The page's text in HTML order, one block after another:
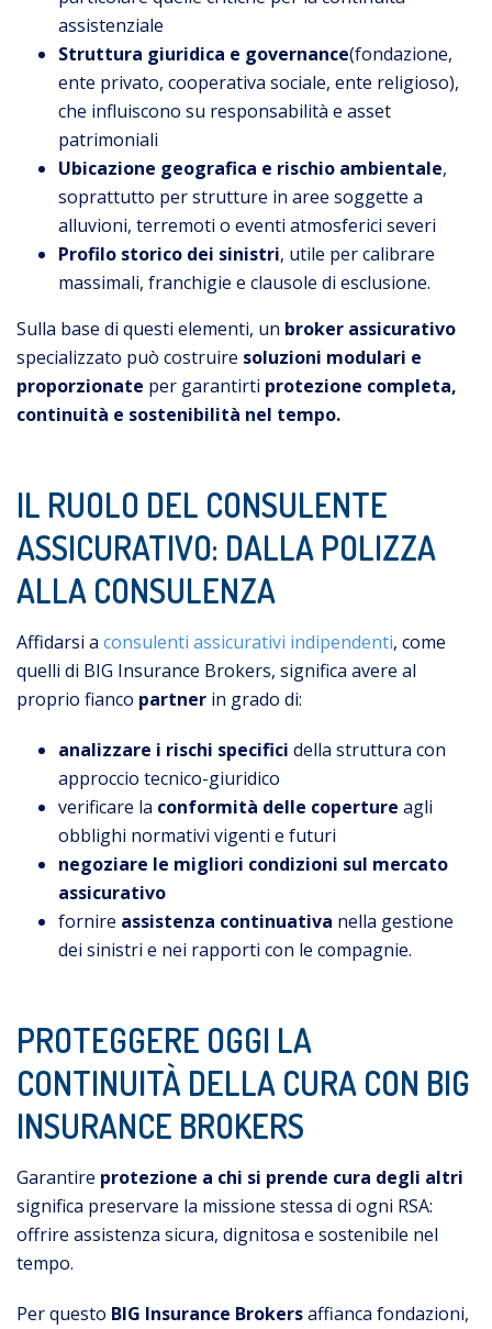
assistenziale
Struttura giuridica e governance(fondazione,
ente privato, cooperativa sociale, ente religioso),
che influiscono su responsabilità e asset
patrimoniali
Ubicazione geografica e rischio ambientale,
soprattutto per strutture in aree soggette a
alluvioni, terremoti o eventi atmosferici severi
Profilo storico dei sinistri, utile per calibrare
massimali, franchigie e clausole di esclusione.
Sulla base di questi elementi, un broker assicurativo
specializzato può costruire soluzioni modulari e
proporzionate per garantirti protezione completa,
continuità e sostenibilità nel tempo.
IL RUOLO DEL CONSULENTE
ASSICURATIVO: DALLA POLIZZA
ALLA CONSULENZA
Affidarsi a consulenti assicurativi indipendenti, come
quelli di BIG Insurance Brokers, significa avere al
proprio fianco partner in grado di:
analizzare i rischi specifici della struttura con
approccio tecnico-giuridico
verificare la conformità delle coperture agli
obblighi normativi vigenti e futuri
negoziare le migliori condizioni sul mercato
assicurativo
fornire assistenza continuativa nella gestione
dei sinistri e nei rapporti con le compagnie.
PROTEGGERE OGGI LA
CONTINUITÀ DELLA CURA CON BIG
INSURANCE BROKERS
Garantire protezione a chi si prende cura degli altri
significa preservare la missione stessa di ogni RSA:
offrire assistenza sicura, dignitosa e sostenibile nel
tempo.
Per questo BIG Insurance Brokersaffianca fondazioni,